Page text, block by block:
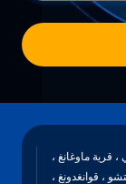
، قرية ماوغانغ ،
، قوانغدونغ ،